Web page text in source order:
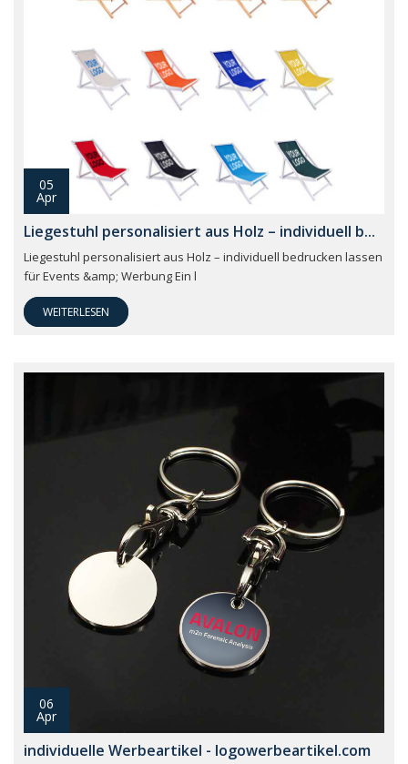
05
Apr
Liegestuhl personalisiert aus Holz – individuell b...
Liegestuhl personalisiert aus Holz – individuell bedrucken lassen
für Events &amp; Werbung Ein l
WEITERLESEN
06
Apr
individuelle Werbeartikel - logowerbeartikel.com